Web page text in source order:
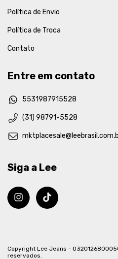
Política de Envio
Política de Troca
Contato
Entre em contato
5531987915528
(31) 98791-5528
Siga a Lee
Copyright Lee Jeans -
reservados.